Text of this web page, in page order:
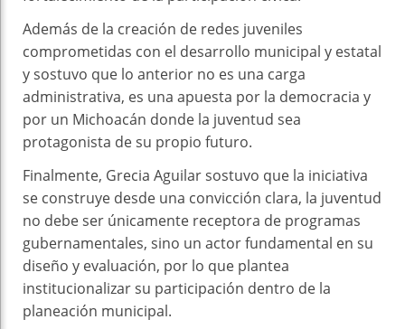
Además de la creación de redes juveniles
comprometidas con el desarrollo municipal y estatal
y sostuvo que lo anterior no es una carga
administrativa, es una apuesta por la democracia y
por un Michoacán donde la juventud sea
protagonista de su propio futuro.
Finalmente, Grecia Aguilar sostuvo que la iniciativa
se construye desde una convicción clara, la juventud
no debe ser únicamente receptora de programas
gubernamentales, sino un actor fundamental en su
diseño y evaluación, por lo que plantea
institucionalizar su participación dentro de la
planeación municipal.